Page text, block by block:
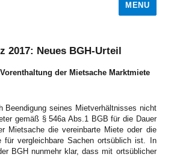
MENU
2017: Neues BGH-Urteil
der Mietsache Marktmiete
Beendigung seines Mietverhältnisses nicht
gemäß § 546a Abs.1 BGB für die Dauer
Mietsache die vereinbarte Miete oder die
für vergleichbare Sachen ortsüblich ist. In
BGH nunmehr klar, dass mit ortsüblicher